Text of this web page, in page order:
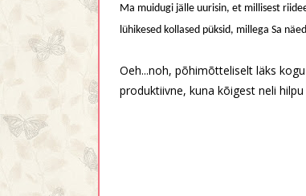
Ma muidugi jälle uurisin, et millisest
lühikesed kollased püksid, millega Sa
Oeh...noh, põhimõtteliselt läks
produktiivne, kuna kõigest neli